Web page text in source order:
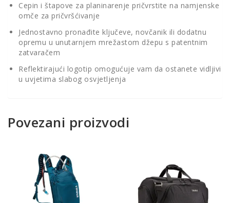
Cepin i štapove za planinarenje pričvrstite na namjenske
omče za pričvršćivanje
Jednostavno pronađite ključeve, novčanik ili dodatnu
opremu u unutarnjem mrežastom džepu s patentnim
zatvaračem
Reflektirajući logotip omogućuje vam da ostanete vidljivi
u uvjetima slabog osvjetljenja
Povezani proizvodi